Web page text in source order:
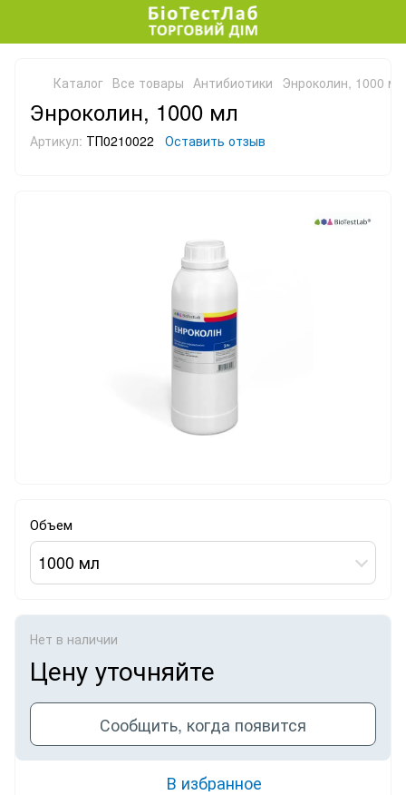
Каталог Все товары Антибиотики Энроколин, 1000 мл
Энроколин, 1000 мл
Артикул: ТП0210022 Оставить отзыв
Объем
1000 мл
Нет в наличии
Цену уточняйте
Сообщить, когда появится
В избранное